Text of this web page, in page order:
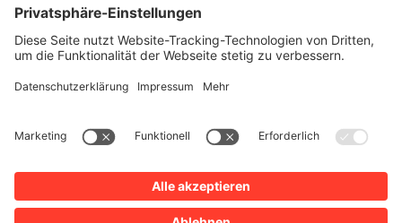
Presse
Kontakt
Impressum
Sitemap